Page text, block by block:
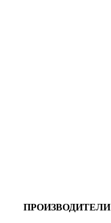
ПРОИЗВОДИТЕЛИ